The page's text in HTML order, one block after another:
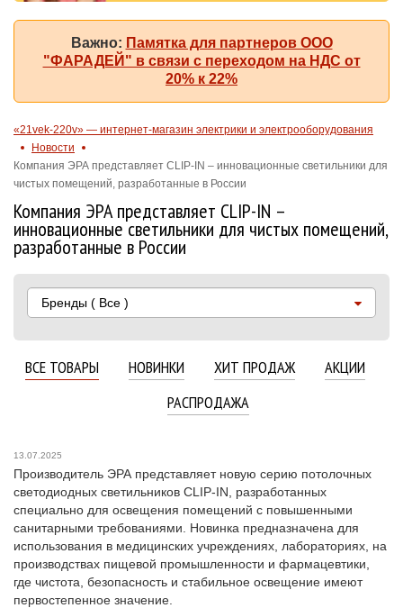
Важно: Памятка для партнеров ООО
"ФАРАДЕЙ" в связи с переходом на НДС от
20% к 22%
«21vek-220v» — интернет-магазин электрики и электрооборудования
Новости
Компания ЭРА представляет CLIP-IN – инновационные светильники для
чистых помещений, разработанные в России
Компания ЭРА представляет CLIP-IN –
инновационные светильники для чистых помещений,
разработанные в России
Бренды ( Все )
ВСЕ ТОВАРЫ НОВИНКИ ХИТ ПРОДАЖ
АКЦИИ
РАСПРОДАЖА
13.07.2025
Производитель ЭРА представляет новую серию потолочных
светодиодных светильников CLIP-IN, разработанных
специально для освещения помещений с повышенными
санитарными требованиями. Новинка предназначена для
использования в медицинских учреждениях, лабораториях, на
производствах пищевой промышленности и фармацевтики,
где чистота, безопасность и стабильное освещение имеют
первостепенное значение.